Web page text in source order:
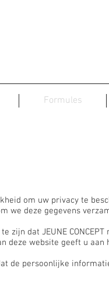
Formules
om uw privacy te
we deze gegevens
zijn dat JEUNE CONCEPT
deze website geeft u aan
de persoonlijke